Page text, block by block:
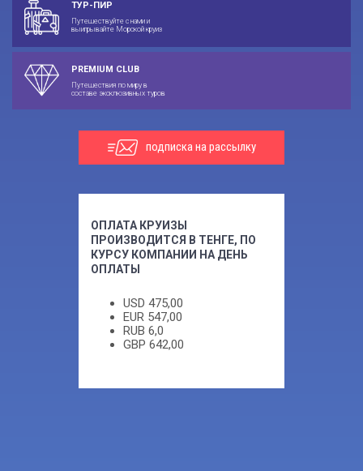
ТУР-ПИР
Путешествуйте с нами и
выигрывайте Морской круиз
PREMIUM CLUB
Путешествия по миру в
составе эксклюзивных туров
подписка на рассылку
ОПЛАТА КРУИЗЫ
ПРОИЗВОДИТСЯ В ТЕНГЕ, ПО
КУРСУ КОМПАНИИ НА ДЕНЬ
ОПЛАТЫ
USD 475,00
EUR 547,00
RUB 6,0
GBP 642,00